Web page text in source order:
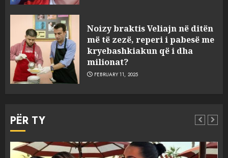
Noizy braktis Veliajn në ditën
më të zezë, reperi i pabesë me
kryebashkiakun që i dha
milionat?
FEBRUARY 11, 2025
PËR TY
3
sulmuan “One Albania”,
ngjarja u fsheh. A u vodhën
serverat?
MARCH 25, 2025
4 MARCH 25, 2025